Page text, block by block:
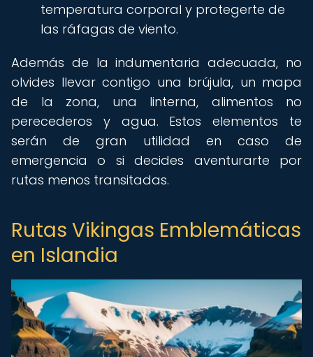
temperatura corporal y protegerte de
las ráfagas de viento.
Además de la indumentaria adecuada, no
olvides llevar contigo una brújula, un mapa
de la zona, una linterna, alimentos no
perecederos y agua. Estos elementos te
serán de gran utilidad en caso de
emergencia o si decides aventurarte por
rutas menos transitadas.
Rutas Vikingas Emblemáticas
en Islandia